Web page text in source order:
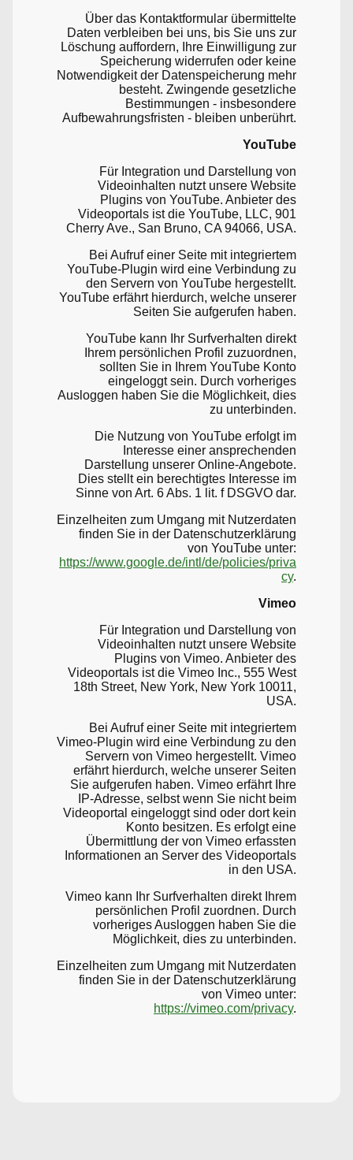
Über das Kontaktformular übermittelte
Daten verbleiben bei uns, bis Sie uns zur
Löschung auffordern, Ihre Einwilligung zur
Speicherung widerrufen oder keine
Notwendigkeit der Datenspeicherung mehr
besteht. Zwingende gesetzliche
Bestimmungen - insbesondere
Aufbewahrungsfristen - bleiben unberührt.
YouTube
Für Integration und Darstellung von
Videoinhalten nutzt unsere Website
Plugins von YouTube. Anbieter des
Videoportals ist die YouTube, LLC, 901
Cherry Ave., San Bruno, CA 94066, USA.
Bei Aufruf einer Seite mit integriertem
YouTube-Plugin wird eine Verbindung zu
den Servern von YouTube hergestellt.
YouTube erfährt hierdurch, welche unserer
Seiten Sie aufgerufen haben.
YouTube kann Ihr Surfverhalten direkt
Ihrem persönlichen Profil zuzuordnen,
sollten Sie in Ihrem YouTube Konto
eingeloggt sein. Durch vorheriges
Ausloggen haben Sie die Möglichkeit, dies
zu unterbinden.
Die Nutzung von YouTube erfolgt im
Interesse einer ansprechenden
Darstellung unserer Online-Angebote.
Dies stellt ein berechtigtes Interesse im
Sinne von Art. 6 Abs. 1 lit. f DSGVO dar.
Einzelheiten zum Umgang mit Nutzerdaten
finden Sie in der Datenschutzerklärung
von YouTube unter:
https://www.google.de/intl/de/policies/priva
cy.
Vimeo
Für Integration und Darstellung von
Videoinhalten nutzt unsere Website
Plugins von Vimeo. Anbieter des
Videoportals ist die Vimeo Inc., 555 West
18th Street, New York, New York 10011,
USA.
Bei Aufruf einer Seite mit integriertem
Vimeo-Plugin wird eine Verbindung zu den
Servern von Vimeo hergestellt. Vimeo
erfährt hierdurch, welche unserer Seiten
Sie aufgerufen haben. Vimeo erfährt Ihre
IP-Adresse, selbst wenn Sie nicht beim
Videoportal eingeloggt sind oder dort kein
Konto besitzen. Es erfolgt eine
Übermittlung der von Vimeo erfassten
Informationen an Server des Videoportals
in den USA.
Vimeo kann Ihr Surfverhalten direkt Ihrem
persönlichen Profil zuordnen. Durch
vorheriges Ausloggen haben Sie die
Möglichkeit, dies zu unterbinden.
Einzelheiten zum Umgang mit Nutzerdaten
finden Sie in der Datenschutzerklärung
von Vimeo unter:
https://vimeo.com/privacy.